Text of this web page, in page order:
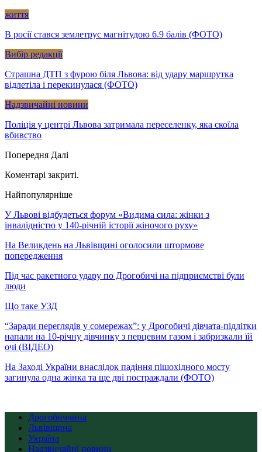
життя
В росії стався землетрус магнітудою 6.9 балів (ФОТО)
Вибір редакції
Страшна ДТП з фурою біля Львова: від удару маршрутка
відлетіла і перекинулася (ФОТО)
Надзвичайні новини
Поліція у центрі Львова затримала переселенку, яка скоїла
вбивство
Попередня Далі
Коментарі закриті.
Найпопулярніше
У Львові відбудеться форум «Видима сила: жінки з
інвалідністю у 140-річній історії жіночого руху»
На Великдень на Львівщині оголосили штормове
попередження
Під час ракетного удару по Дрогобичі на підприємстві були
люди
Що таке УЗД
“Заради переглядів у сомережах”: у Дрогобичі дівчата-підлітки
напали на 10-річну дівчинку з перцевим газом і забризкали їй
очі (ВІДЕО)
На Заході України внаслідок падіння пішохідного мосту
загинула одна жінка та ще дві постраждали (ФОТО)
Дрогобиччина
Львівщина
Україна
Надзвичайні новини